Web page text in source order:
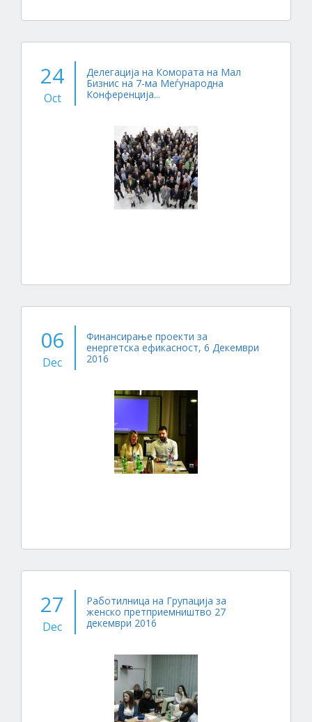
24
Oct
Делегација на Комората на Мал
Бизнис на 7-ма Меѓународна
Конференција...
06
Dec
Финансирање проекти за
енергетска ефикасност, 6 Декември
2016
27
Dec
Работилница на Групација за
женско претприемништво 27
декември 2016